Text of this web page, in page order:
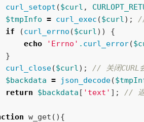
curl_setopt ($curl ,
$tmpInfo = curl_exec ($curl);
if
(curl_errno ($curl))
{
echo
'Errno' . curl_error(
}
curl_close($curl);
// 关闭CURL
$backdata = json_decode(
return
$backdata [ 'text' ];
// 返
w_get (){